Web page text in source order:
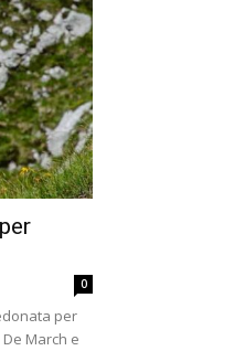
0
per
March e